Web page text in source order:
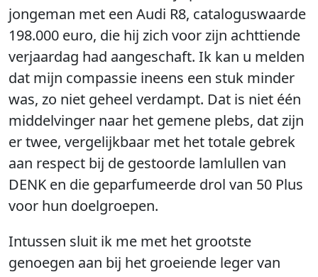
jongeman met een Audi R8, cataloguswaarde
198.000 euro, die hij zich voor zijn achttiende
verjaardag had aangeschaft. Ik kan u melden
dat mijn compassie ineens een stuk minder
was, zo niet geheel verdampt. Dat is niet één
middelvinger naar het gemene plebs, dat zijn
er twee, vergelijkbaar met het totale gebrek
aan respect bij de gestoorde lamlullen van
DENK en die geparfumeerde drol van 50 Plus
voor hun doelgroepen.
Intussen sluit ik me met het grootste
genoegen aan bij het groeiende leger van